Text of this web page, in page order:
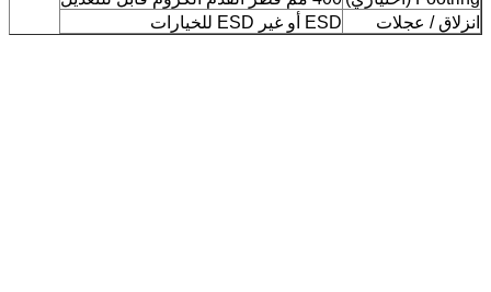
انزلاق / عجلات
ESD أو غير ESD للخيارات